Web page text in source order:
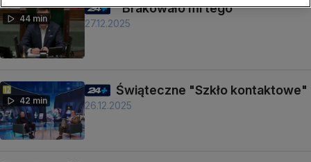
44 min
"Brakowało mi tego"
27.12.2025
42 min
Świąteczne "Szkło kontaktowe"
26.12.2025